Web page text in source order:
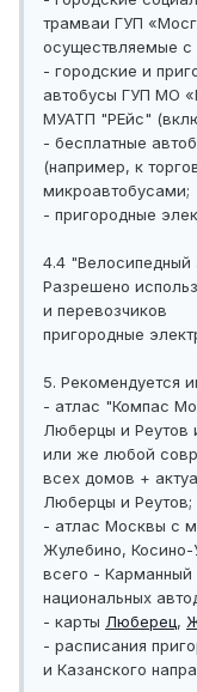
трамваи ГУП
осуществляемые
- городские и
автобусы ГУП МО
МУАТП "РЕйс"
- бесплатные
(например, к
микроавтобусами;
- пригородные
4.4 "Велосипедный
Разрешено
и перевозчиков
пригородные
5. Рекомендуется
- атлас "Компас
Люберцы и Реутов
или же любой
всех домов +
Люберцы и Реутов;
- атлас Москвы с
Жулебино,
всего - Карманный
национальных
- карты Люберец,
- расписания
и Казанского